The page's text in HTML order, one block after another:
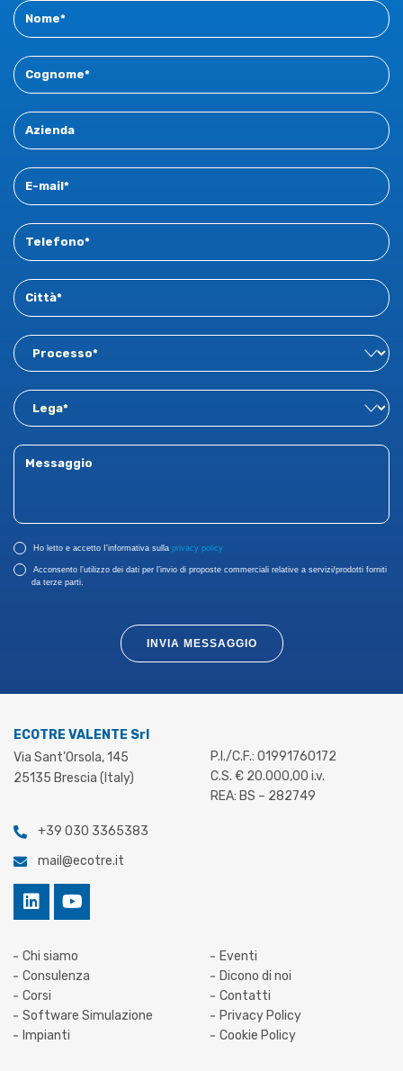
Contact
New
Ho letto e accetto I'informativa sulla privacy policy
Acconsento l’utilizzo dei dati per l’invio di proposte commerciali relative a servizi/prodotti forniti
da terze parti.
INVIA MESSAGGIO
ECOTRE VALENTE Srl
Via Sant’Orsola, 145
25135 Brescia (Italy)
+39 030 3365383
mail@ecotre.it
P.I./C.F.: 01991760172
C.S. € 20.000,00 i.v.
REA: BS – 282749
Chi siamo
Consulenza
Corsi
Software Simulazione
Impianti
Eventi
Dicono di noi
Contatti
Privacy Policy
Cookie Policy